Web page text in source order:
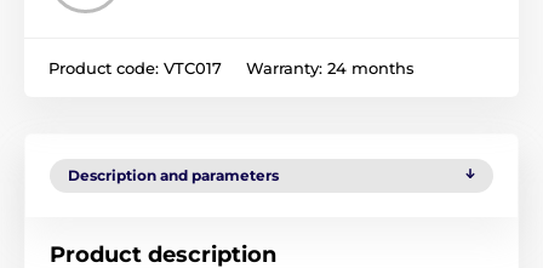
Product code: VTC017 Warranty: 24 months
Description and parameters
Product description